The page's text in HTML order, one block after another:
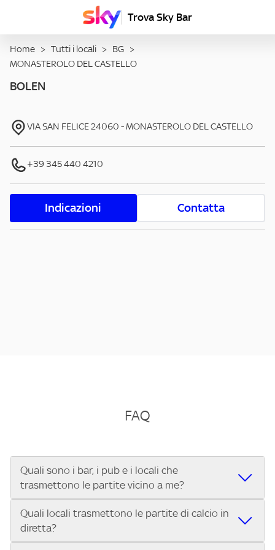
Trova Sky Bar
Home > Tutti i locali > BG >
MONASTEROLO DEL CASTELLO
BOLEN
VIA SAN FELICE24060 -MONASTEROLO DEL CASTELLO
+39 345 440 4210
Indicazioni Contatta
FAQ
Quali sono i bar, i pub e i locali che
trasmettono le partite vicino a me?
Se cerchi un bar, pub, ristorante o locale vicino a te per
vedere le partite di Serie A ENILIVE, la Serie C Sky Wifi, la
UEFA Champions League, la UEFA Europa League, la UEFA
Quali locali trasmettono le partite di calcio in
diretta?